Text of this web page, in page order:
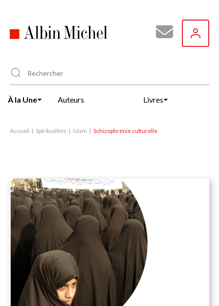
principal
À la Une Auteurs Livres
Accueil Spiritualités Islam Schizophrénie culturelle